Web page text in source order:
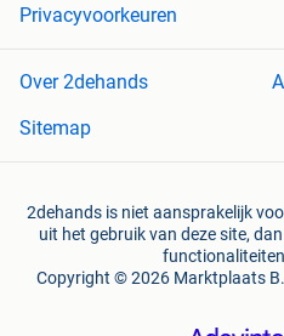
Privacyvoorkeuren
Over 2dehands
Sitemap
2dehands is niet aansprakelijk
uit het gebruik van deze site,
Copyright © 2026 Marktplaats